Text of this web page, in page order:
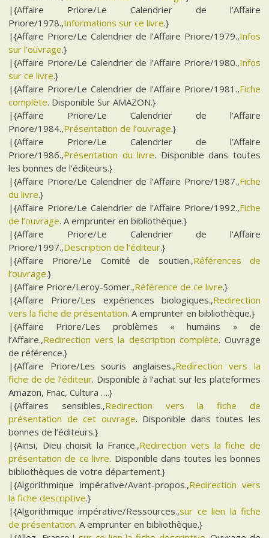
|{Affaire Priore/Le Calendrier de l’Affaire
Priore/1978.,Informations sur ce livre.}
|{Affaire Priore/Le Calendrier de l’Affaire Priore/1979.,Infos
sur l’ouvrage.}
|{Affaire Priore/Le Calendrier de l’Affaire Priore/1980.,Infos
sur ce livre.}
|{Affaire Priore/Le Calendrier de l’Affaire Priore/1981.,Fiche
complète. Disponible Sur AMAZON.}
|{Affaire Priore/Le Calendrier de l’Affaire
Priore/1984.,Présentation de l’ouvrage.}
|{Affaire Priore/Le Calendrier de l’Affaire
Priore/1986.,Présentation du livre. Disponible dans toutes
les bonnes de l’éditeurs.}
|{Affaire Priore/Le Calendrier de l’Affaire Priore/1987.,Fiche
du livre.}
|{Affaire Priore/Le Calendrier de l’Affaire Priore/1992.,Fiche
de l’ouvrage. A emprunter en bibliothèque.}
|{Affaire Priore/Le Calendrier de l’Affaire
Priore/1997.,Description de l’éditeur.}
|{Affaire Priore/Le Comité de soutien.,Références de
l’ouvrage.}
|{Affaire Priore/Leroy-Somer.,Référence de ce livre.}
|{Affaire Priore/Les expériences biologiques.,Redirection
vers la fiche de présentation. A emprunter en bibliothèque.}
|{Affaire Priore/Les problèmes « humains » de
l’Affaire.,Redirection vers la description complète. Ouvrage
de référence.}
|{Affaire Priore/Les souris anglaises.,Redirection vers la
fiche de de l’éditeur. Disponible à l’achat sur les plateformes
Amazon, Fnac, Cultura ….}
|{Affaires sensibles.,Redirection vers la fiche de
présentation de cet ouvrage. Disponible dans toutes les
bonnes de l’éditeurs.}
|{Ainsi, Dieu choisit la France.,Redirection vers la fiche de
présentation de ce livre. Disponible dans toutes les bonnes
bibliothèques de votre département.}
|{Algorithmique impérative/Avant-propos.,Redirection vers
la fiche descriptive.}
|{Algorithmique impérative/Ressources.,sur ce lien la fiche
de présentation. A emprunter en bibliothèque.}